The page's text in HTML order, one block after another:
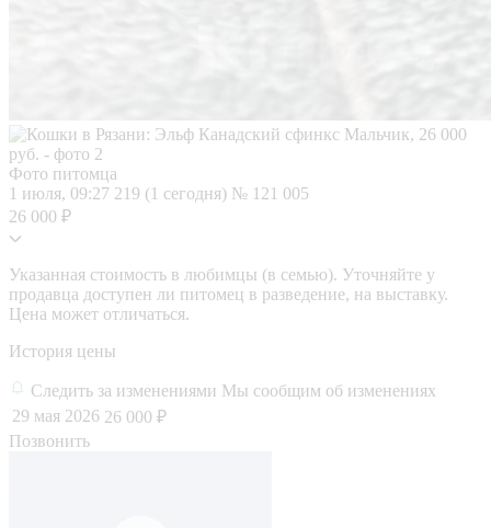
Фото питомца
1 июля, 09:27 219 (1 сегодня) № 121 005
26 000 ₽
Указанная стоимость в любимцы (в семью). Уточняйте у
продавца доступен ли питомец в разведение, на выставку.
Цена может отличаться.
История цены
Следить за изменениями Мы сообщим об изменениях
29 мая 2026 26 000 ₽
Позвонить